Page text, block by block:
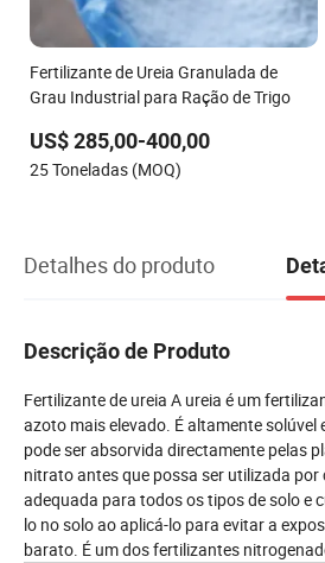
Fertilizante de Ureia Granulada de
Grau Industrial para Ração de Trigo
US$ 285,00-400,00
25 Toneladas (MOQ)
Detalhes do produto
Descrição de Produto
Fertilizante de ureia A ureia é um
azoto mais elevado. É altamente
pode ser absorvida directamente pelas
nitrato antes que possa ser utilizada
adequada para todos os tipos de solo e
lo no solo ao aplicá-lo para evitar a
barato. É um dos fertilizantes